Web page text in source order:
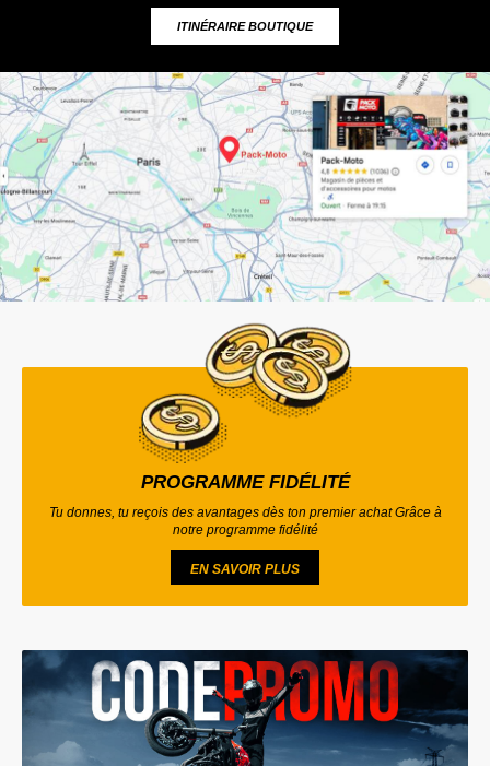
ITINÉRAIRE BOUTIQUE
PROGRAMME FIDÉLITÉ
Tu donnes, tu reçois des avantages dès ton premier achat Grâce à
notre programme fidélité
EN SAVOIR PLUS